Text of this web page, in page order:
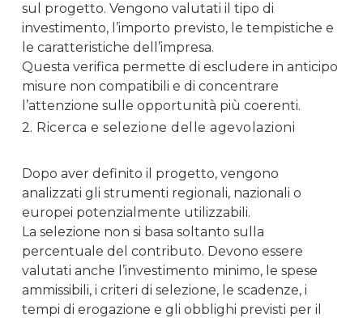
sul progetto. Vengono valutati il tipo di
investimento, l’importo previsto, le tempistiche e
le caratteristiche dell’impresa.
Questa verifica permette di escludere in anticipo
misure non compatibili e di concentrare
l’attenzione sulle opportunità più coerenti.
2. Ricerca e selezione delle agevolazioni
Dopo aver definito il progetto, vengono
analizzati gli strumenti regionali, nazionali o
europei potenzialmente utilizzabili.
La selezione non si basa soltanto sulla
percentuale del contributo. Devono essere
valutati anche l’investimento minimo, le spese
ammissibili, i criteri di selezione, le scadenze, i
tempi di erogazione e gli obblighi previsti per il